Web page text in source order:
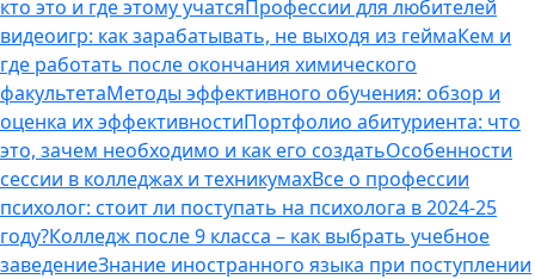
кто это и где этому учатсяПрофессии для любителей
видеоигр: как зарабатывать, не выходя из геймаКем и
где работать после окончания химического
факультетаМетоды эффективного обучения: обзор и
оценка их эффективностиПортфолио абитуриента: что
это, зачем необходимо и как его создатьОсобенности
сессии в колледжах и техникумахВсе о профессии
психолог: стоит ли поступать на психолога в 2024-25
году?Колледж после 9 класса – как выбрать учебное
заведениеЗнание иностранного языка при поступлении